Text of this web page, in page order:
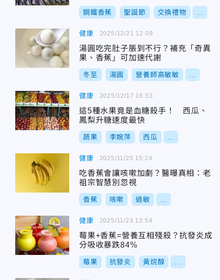
鋼鐵香蕉 聖誕節 交換禮物
健康
湯圓吃完肚子脹到不行？補充「奇異
果、香蕉」可加速代謝
冬至 湯圓 營養師高敏敏
2025/12/21 12:09
健康
這5種水果竟是血糖殺手！ 西瓜、
鳳梨升糖速度最快
蔬果 李婉萍 西瓜
2025/12/17 16:53
健康
吃香蕉會讓咳嗽加劇？醫曝真相：老
祖宗智慧別忽視
香蕉 咳嗽 過敏
2025/11/25 15:24
健康
莓果+香蕉=營養互相殘殺？抗發炎成
分吸收暴跌84%
莓果 抗發炎 黃烷醇
2025/11/23 13:54